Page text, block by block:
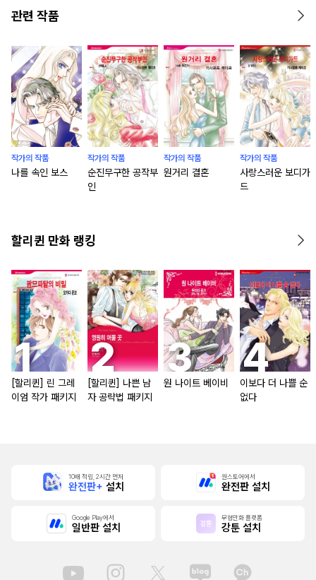
관련 작품
작가의 작품
나를 속인 보스
작가의 작품
순진무구한 공작부
인
작가의 작품
원거리 결혼
작가의 작품
사랑스러운 보디가
드
할리퀸 만화 랭킹
[할리퀸] 린 그레
이엄 작가 패키지
[할리퀸] 나쁜 남
자 공략법 패키지
원 나이트 베이비
이보다 더 나쁠 순
없다
10배 적립, 2시간 먼저
완전판+ 설치
원스토어에서
완전판 설치
Google Play에서
일반판 설치
무협만화 플랫폼
강툰 설치